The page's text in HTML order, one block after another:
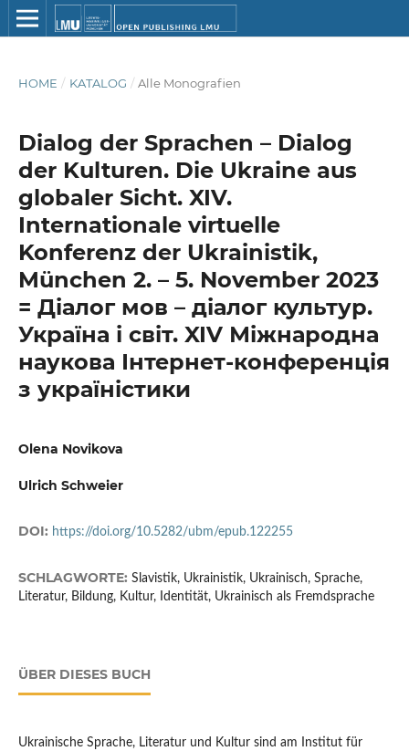
HOME / KATALOG / Alle Monografien
Dialog der Sprachen – Dialog
der Kulturen. Die Ukraine aus
globaler Sicht. XIV.
Internationale virtuelle
Konferenz der Ukrainistik,
München 2. – 5. November 2023
= Діалог мов – діалог культур.
Україна і світ. XIV Міжнародна
наукова Інтернет-конференція
з україністики
Olena Novikova
Ulrich Schweier
DOI: https://doi.org/10.5282/ubm/epub.122255
SCHLAGWORTE: Slavistik, Ukrainistik, Ukrainisch, Sprache,
Literatur, Bildung, Kultur, Identität, Ukrainisch als Fremdsprache
ÜBER DIESES BUCH
Ukrainische Sprache, Literatur und Kultur sind am Institut für